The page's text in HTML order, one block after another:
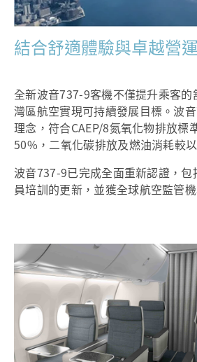
結合舒適體驗與卓越營
全新波音737-9客機不僅提升乘客的
灣區航空實現可持續發展目標。波
理念，符合CAEP/8氮氧化物排放標
50%，二氧化碳排放及燃油消耗較
波音737-9已完成全面重新認證，
員培訓的更新，並獲全球航空監管